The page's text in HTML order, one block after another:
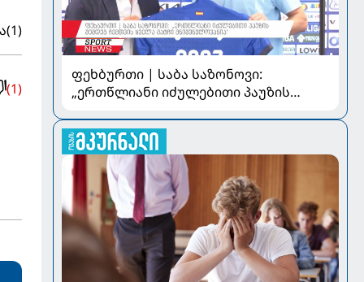
(1)
(1)
ფეხბურთი | საბა საზონოვი:
„ერთწლიანი იძულებითი პაუზის
მნიშვნელოვანია“